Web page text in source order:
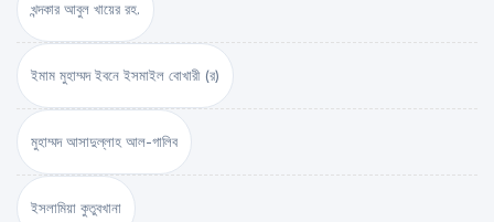
খন্দকার আবুল খায়ের রহ.
ইমাম মুহাম্মদ ইবনে ইসমাইল বোখারী (র)
মুহাম্মদ আসাদুল্লাহ আল-গালিব
ইসলামিয়া কুতুবখানা